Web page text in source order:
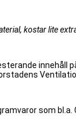
kostar lite
som